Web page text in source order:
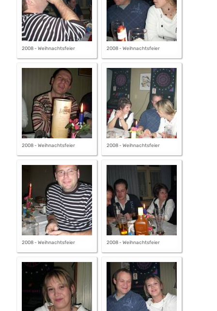
2008 - Weihnachtsfeier 2008 - Weihnachtsfeier
2008 - Weihnachtsfeier 2008 - Weihnachtsfeier
2008 - Weihnachtsfeier 2008 - Weihnachtsfeier